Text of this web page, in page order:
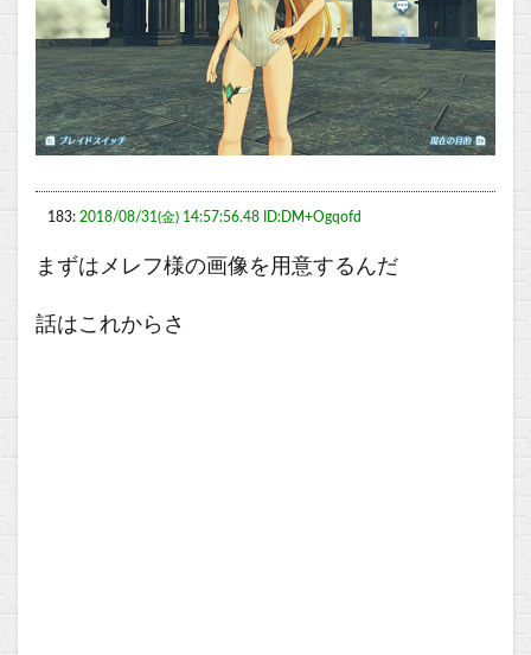
183: 2018/08/31(金) 14:57:56.48 ID:DM+Ogqofd
まずはメレフ様の画像を用意するんだ
話はこれからさ